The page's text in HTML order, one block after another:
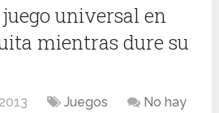
universal en
mientras dure su
Juegos
No hay